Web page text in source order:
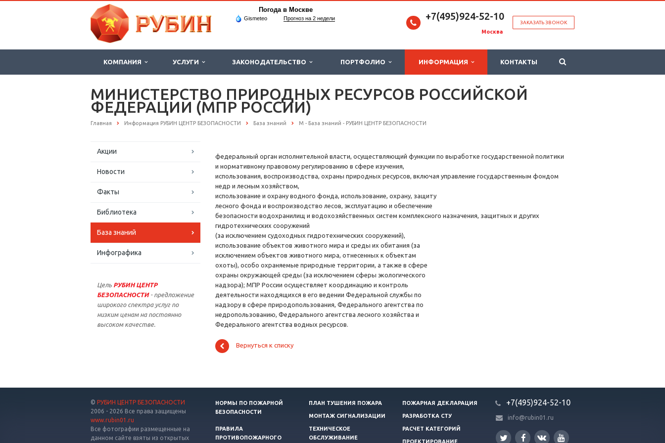
Погода в Москве
Gismeteo Прогноз на 2 недели
ЗАКАЗАТЬ ЗВОНОК
+7(495)924-52-10
Москва
КОМПАНИЯ УСЛУГИ ЗАКОНОДАТЕЛЬСТВО ПОРТФОЛИО ИНФОРМАЦИЯ КОНТАКТЫ
МИНИСТЕРСТВО ПРИРОДНЫХ РЕСУРСОВ РОССИЙСКОЙ
ФЕДЕРАЦИИ (МПР РОССИИ)
Главная Информация РУБИН ЦЕНТР БЕЗОПАСНОСТИ База знаний М - База знаний - РУБИН ЦЕНТР БЕЗОПАСНОСТИ
Акции
Новости
Факты
Библиотека
База знаний
Инфографика
Цель РУБИН ЦЕНТР
БЕЗОПАСНОСТИ - предложение
широкого спектра услуг по
низким ценам на постоянно
высоком качестве.
федеральный орган исполнительной власти, осуществляющий функции по выработке государственной политики
и нормативному правовому регулированию в сфере изучения,
использования, воспроизводства, охраны природных ресурсов, включая управление государственным фондом
недр и лесным хозяйством,
использование и охрану водного фонда, использование, охрану, защиту
лесного фонда и воспроизводство лесов, эксплуатацию и обеспечение
безопасности водохранилищ и водохозяйственных систем комплексного назначения, защитных и других
гидротехнических сооружений
(за исключением судоходных гидротехнических сооружений),
использование объектов животного мира и среды их обитания (за
исключением объектов животного мира, отнесенных к объектам
охоты), особо охраняемые природные территории, а также в сфере
охраны окружающей среды (за исключением сферы экологического
надзора); МПР России осуществляет координацию и контроль
деятельности находящихся в его ведении Федеральной службы по
надзору в сфере природопользования, Федерального агентства по
недропользованию, Федерального агентства лесного хозяйства и
Федерального агентства водных ресурсов.
Вернуться к списку
© РУБИН ЦЕНТР БЕЗОПАСНОСТИ
2006 - 2026 Все права защищены
www.rubin01.ru
Все фотографии размещенные на
данном сайте взяты из открытых
НОРМЫ ПО ПОЖАРНОЙ
БЕЗОПАСНОСТИ
ПЛАН ТУШЕНИЯ ПОЖАРА ПОЖАРНАЯ ДЕКЛАРАЦИЯ
МОНТАЖ СИГНАЛИЗАЦИИ РАЗРАБОТКА СТУ
ПРАВИЛА
ПРОТИВОПОЖАРНОГО
ТЕХНИЧЕСКОЕ
ОБСЛУЖИВАНИЕ
РАСЧЕТ КАТЕГОРИЙ
ПРОЕКТИРОВАНИЕ
+7(495)924-52-10
info@rubin01.ru